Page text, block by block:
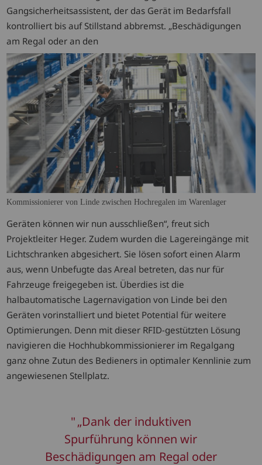
Gangsicherheitsassistent, der das Gerät im Bedarfsfall
kontrolliert bis auf Stillstand abbremst. „Beschädigungen
am Regal oder an den
Kommissionierer von Linde zwischen Hochregalen im Warenlager
Geräten können wir nun ausschließen“, freut sich
Projektleiter Heger. Zudem wurden die Lagereingänge mit
Lichtschranken abgesichert. Sie lösen sofort einen Alarm
aus, wenn Unbefugte das Areal betreten, das nur für
Fahrzeuge freigegeben ist. Überdies ist die
halbautomatische Lagernavigation von Linde bei den
Geräten vorinstalliert und bietet Potential für weitere
Optimierungen. Denn mit dieser RFID-gestützten Lösung
navigieren die Hochhubkommissionierer im Regalgang
ganz ohne Zutun des Bedieners in optimaler Kennlinie zum
angewiesenen Stellplatz.
„Dank der induktiven
Spurführung können wir
Beschädigungen am Regal oder